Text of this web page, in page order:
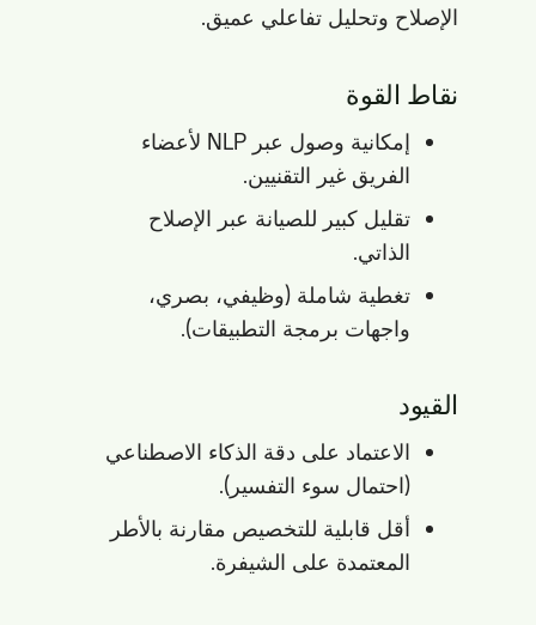
الإصلاح وتحليل تفاعلي عميق.
نقاط القوة
إمكانية وصول عبر NLP لأعضاء
الفريق غير التقنيين.
تقليل كبير للصيانة عبر الإصلاح
الذاتي.
تغطية شاملة (وظيفي، بصري،
واجهات برمجة التطبيقات).
القيود
الاعتماد على دقة الذكاء الاصطناعي
(احتمال سوء التفسير).
أقل قابلية للتخصيص مقارنة بالأطر
المعتمدة على الشيفرة.